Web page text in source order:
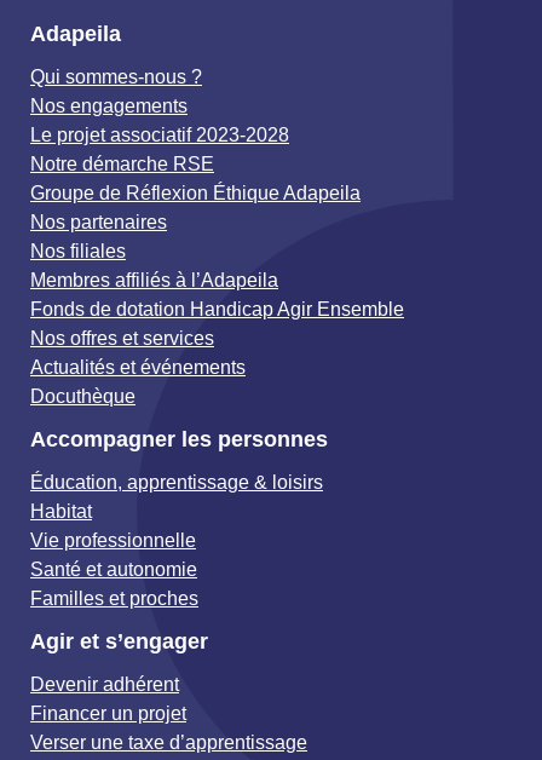
Adapeila
Qui sommes-nous ?
Nos engagements
Le projet associatif 2023-2028
Notre démarche RSE
Groupe de Réflexion Éthique Adapeila
Nos partenaires
Nos filiales
Membres affiliés à l’Adapeila
Fonds de dotation Handicap Agir Ensemble
Nos offres et services
Actualités et événements
Docuthèque
Accompagner les personnes
Éducation, apprentissage & loisirs
Habitat
Vie professionnelle
Santé et autonomie
Familles et proches
Agir et s’engager
Devenir adhérent
Financer un projet
Verser une taxe d’apprentissage